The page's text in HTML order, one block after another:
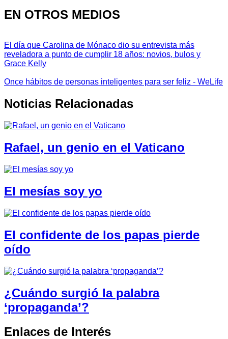
EN OTROS MEDIOS
El día que Carolina de Mónaco dio su entrevista más
reveladora a punto de cumplir 18 años: novios, bulos y
Grace Kelly
Once hábitos de personas inteligentes para ser feliz - WeLife
Noticias Relacionadas
Rafael, un genio en el Vaticano
El mesías soy yo
El confidente de los papas pierde
oído
¿Cuándo surgió la palabra
‘propaganda’?
Enlaces de Interés